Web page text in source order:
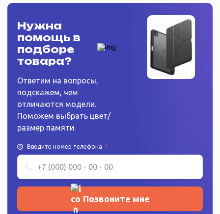
Нужна
помощь в
подборе
товара?
Ответим на вопросы,
подскажем, чем
отличаются модели.
Поможем выбрать цвет/
размер памяти.
Введите номер телефона *
Позвоните мне